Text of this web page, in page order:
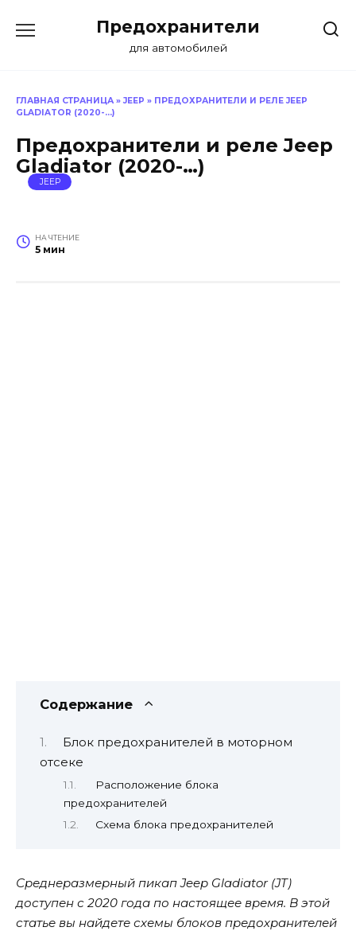
Предохранители
для автомобилей
ГЛАВНАЯ СТРАНИЦА » JEEP » ПРЕДОХРАНИТЕЛИ И РЕЛЕ JEEP
GLADIATOR (2020-…)
Предохранители и реле Jeep
Gladiator (2020-…)
JEEP
НА ЧТЕНИЕ
5 мин
Содержание
Блок предохранителей в моторном
отсеке
Расположение блока
предохранителей
Схема блока предохранителей
Среднеразмерный пикап Jeep Gladiator (JT)
доступен с 2020 года по настоящее время. В этой
статье вы найдете схемы блоков предохранителей